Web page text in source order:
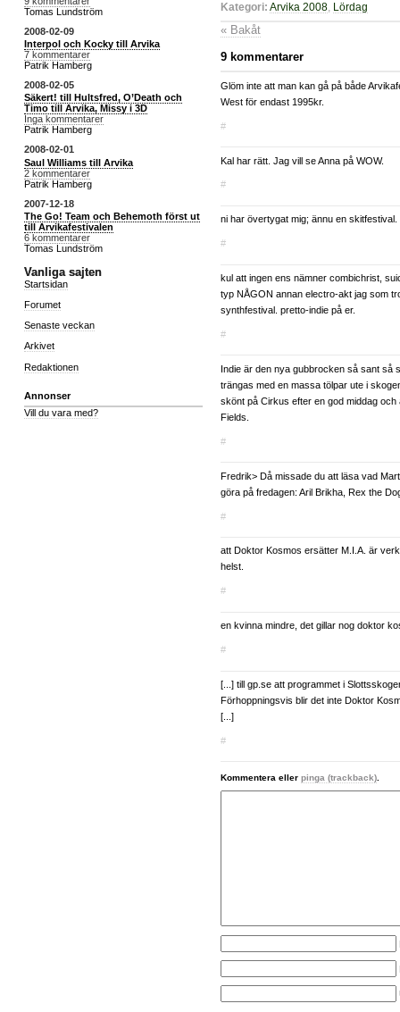
Tomas Lundström
2008-02-09
Interpol och Kocky till Arvika
7 kommentarer
Patrik Hamberg
2008-02-05
Säkert! till Hultsfred, O’Death och
Timo till Arvika, Missy i 3D
Inga kommentarer
Patrik Hamberg
2008-02-01
Saul Williams till Arvika
2 kommentarer
Patrik Hamberg
2007-12-18
The Go! Team och Behemoth först ut
till Arvikafestivalen
6 kommentarer
Tomas Lundström
Vanliga sajten
Startsidan
Forumet
Senaste veckan
Arkivet
Redaktionen
Annonser
Vill du vara med?
Kategori: Arvika 2008 Lördag
« Bakåt
9 kommentarer
Glöm inte att man kan gå på både
West för endast 1995kr.
#
Kal har rätt. Jag vill se Anna på WOW.
#
ni har övertygat mig; ännu en skitfestival.
#
kul att ingen ens nämner combichrist,
typ NÅGON annan electro-akt jag som
synthfestival. pretto-indie på er.
#
Indie är den nya gubbrocken så sant så
trängas med en massa tölpar ute i
skönt på Cirkus efter en god middag och
Fields.
#
Fredrik> Då missade du att läsa vad
göra på fredagen: Aril Brikha, Rex the
#
att Doktor Kosmos ersätter M.I.A. är
helst.
#
en kvinna mindre, det gillar nog doktor
#
[...] till gp.se att programmet i
Förhoppningsvis blir det inte Doktor
[...]
#
Kommentera eller pinga (trackback).